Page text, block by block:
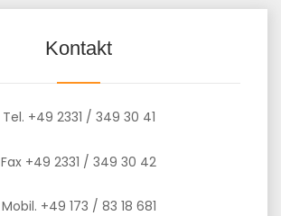
Kontakt
Tel. +49 2331 / 349 30 41
Fax +49 2331 / 349 30 42
Mobil. +49 173 / 83 18 681